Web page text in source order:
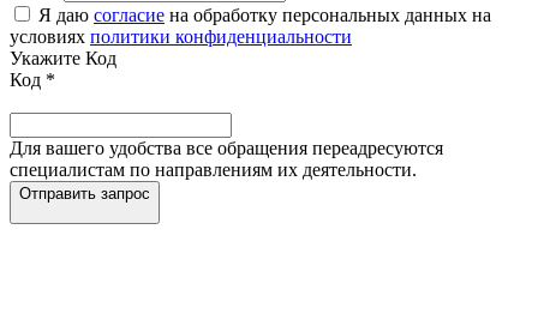
Я даю согласие на обработку персональных данных на
условиях политики конфиденциальности
Укажите Код
Код *
Для вашего удобства все обращения переадресуются
специалистам по направлениям их деятельности.
Отправить запрос